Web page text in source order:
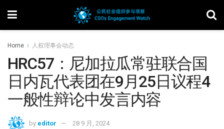
Home 人权理事会动态
HRC57：尼加拉瓜常驻联合国
日内瓦代表团在9月25日议程4
一般性辩论中发言内容
by editor 28 9 月, 2024